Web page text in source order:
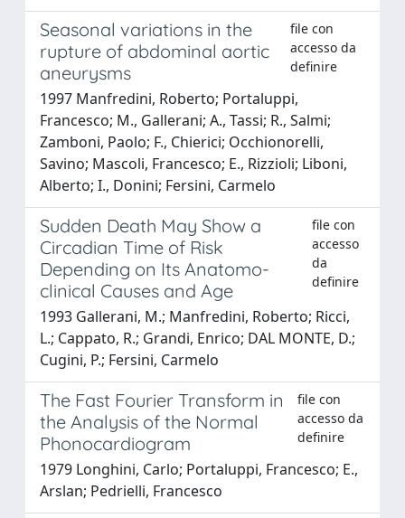
Seasonal variations in the
rupture of abdominal aortic
aneurysms
file con
accesso da
definire
1997 Manfredini, Roberto; Portaluppi,
Francesco; M., Gallerani; A., Tassi; R., Salmi;
Zamboni, Paolo; F., Chierici; Occhionorelli,
Savino; Mascoli, Francesco; E., Rizzioli; Liboni,
Alberto; I., Donini; Fersini, Carmelo
Sudden Death May Show a
Circadian Time of Risk
Depending on Its Anatomo-
clinical Causes and Age
file con
accesso
da
definire
1993 Gallerani, M.; Manfredini, Roberto; Ricci,
L.; Cappato, R.; Grandi, Enrico; DAL MONTE, D.;
Cugini, P.; Fersini, Carmelo
The Fast Fourier Transform in
the Analysis of the Normal
Phonocardiogram
file con
accesso da
definire
1979 Longhini, Carlo; Portaluppi, Francesco; E.,
Arslan; Pedrielli, Francesco